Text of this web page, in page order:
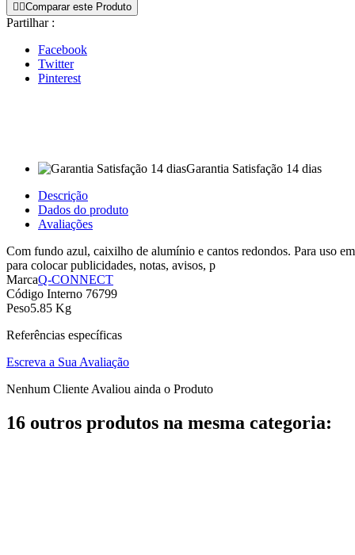
 Comparar este Produto
Partilhar :
Facebook
Twitter
Pinterest
Garantia Satisfação 14 dias
Descrição
Dados do produto
Avaliações
Com fundo azul, caixilho de alumínio e cantos redondos. Para uso
para colocar publicidades, notas, avisos, p
MarcaQ-CONNECT
Código Interno 76799
Peso5.85 Kg
Referências específicas
Escreva a Sua Avaliação
Nenhum Cliente Avaliou ainda o Produto
16 outros produtos na mesma categoria: